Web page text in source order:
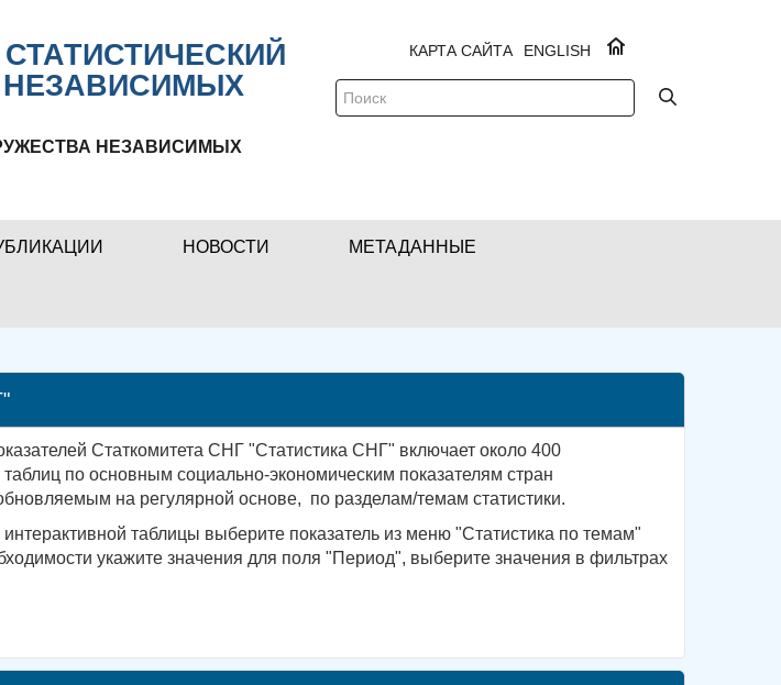
НЕЗАВИСИМЫХ
НЕЗАВИСИМЫХ
ENGLISH
КАРТА САЙТА
НОВОСТИ МЕТАДАННЫЕ
Статкомитета СНГ "Статистика СНГ" включает около 400
таблиц по основным социально-экономическим показателям стран
на регулярной основе, по разделам/темам статистики.
таблицы выберите показатель из меню "Статистика по темам"
укажите значения для поля "Период", выберите значения в фильтрах